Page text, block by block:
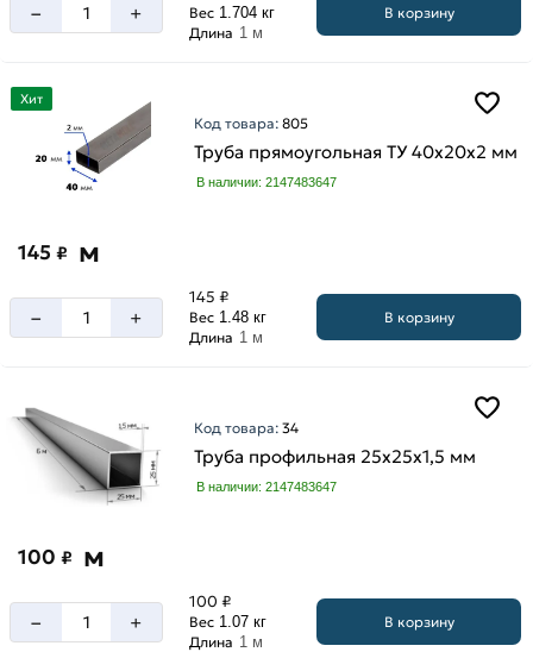
– + Вес 1.704 кг
Длина 1 м
В корзину
Хит
Код товара:805
Труба прямоугольная ТУ 40х20х2 мм
В наличии: 2147483647
145 ₽ м
– +
145 ₽
Вес 1.48 кг
Длина 1 м
В корзину
Код товара:34
Труба профильная 25х25х1,5 мм
В наличии: 2147483647
100 ₽ м
– +
100 ₽
Вес 1.07 кг
Длина 1 м
В корзину